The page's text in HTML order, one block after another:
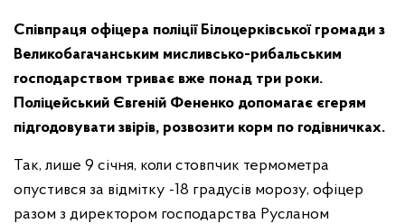
Співпраця офіцера поліції Білоцерківської громади з
Великобагачанським мисливсько-рибальським
господарством триває вже понад три роки.
Поліцейський Євгеній Фененко допомагає єгерям
підгодовувати звірів, розвозити корм по годівничках.
Так, лише 9 січня, коли стовпчик термометра
опустився за відмітку -18 градусів морозу, офіцер
разом з директором господарства Русланом